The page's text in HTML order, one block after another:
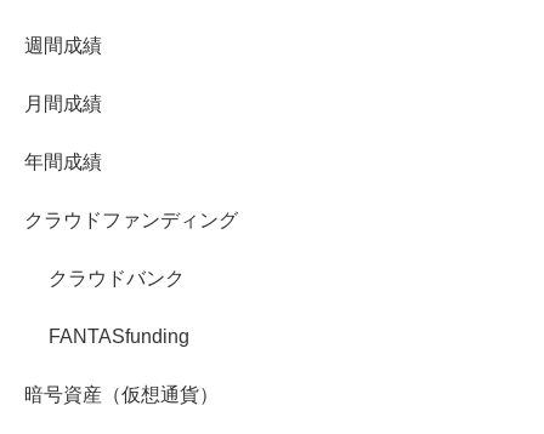
週間成績
月間成績
年間成績
クラウドファンディング
クラウドバンク
FANTASfunding
暗号資産（仮想通貨）